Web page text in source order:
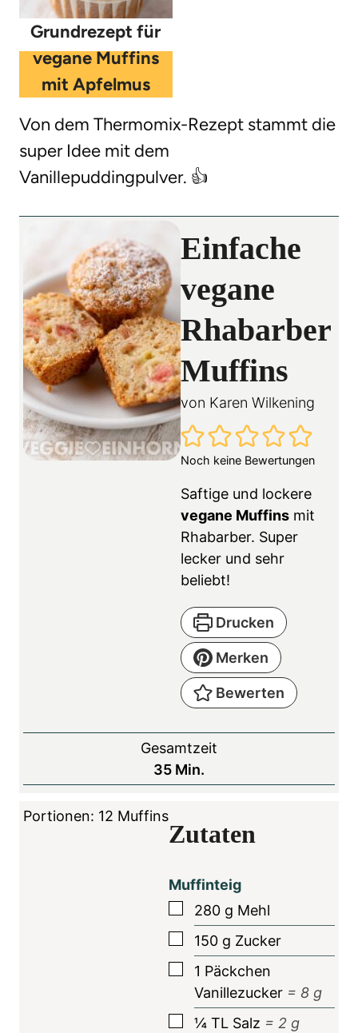
Grundrezept für
vegane Muffins
mit Apfelmus
Von dem Thermomix-Rezept stammt die
super Idee mit dem
Vanillepuddingpulver. 👍
Einfache
vegane
Rhabarber
Muffins
von Karen Wilkening
Noch keine Bewertungen
Saftige und lockere
vegane Muffins mit
Rhabarber. Super
lecker und sehr
beliebt!
Drucken
Merken
Bewerten
Gesamtzeit
35M
i
u
e
n
Min.
Portionen: 12 Muffins
Zutaten
Muffinteig
▢
280 g Mehl
▢
150 g Zucker
▢
1 Päckchen
Vanillezucker = 8 g
▢
¼ TL Salz = 2 g